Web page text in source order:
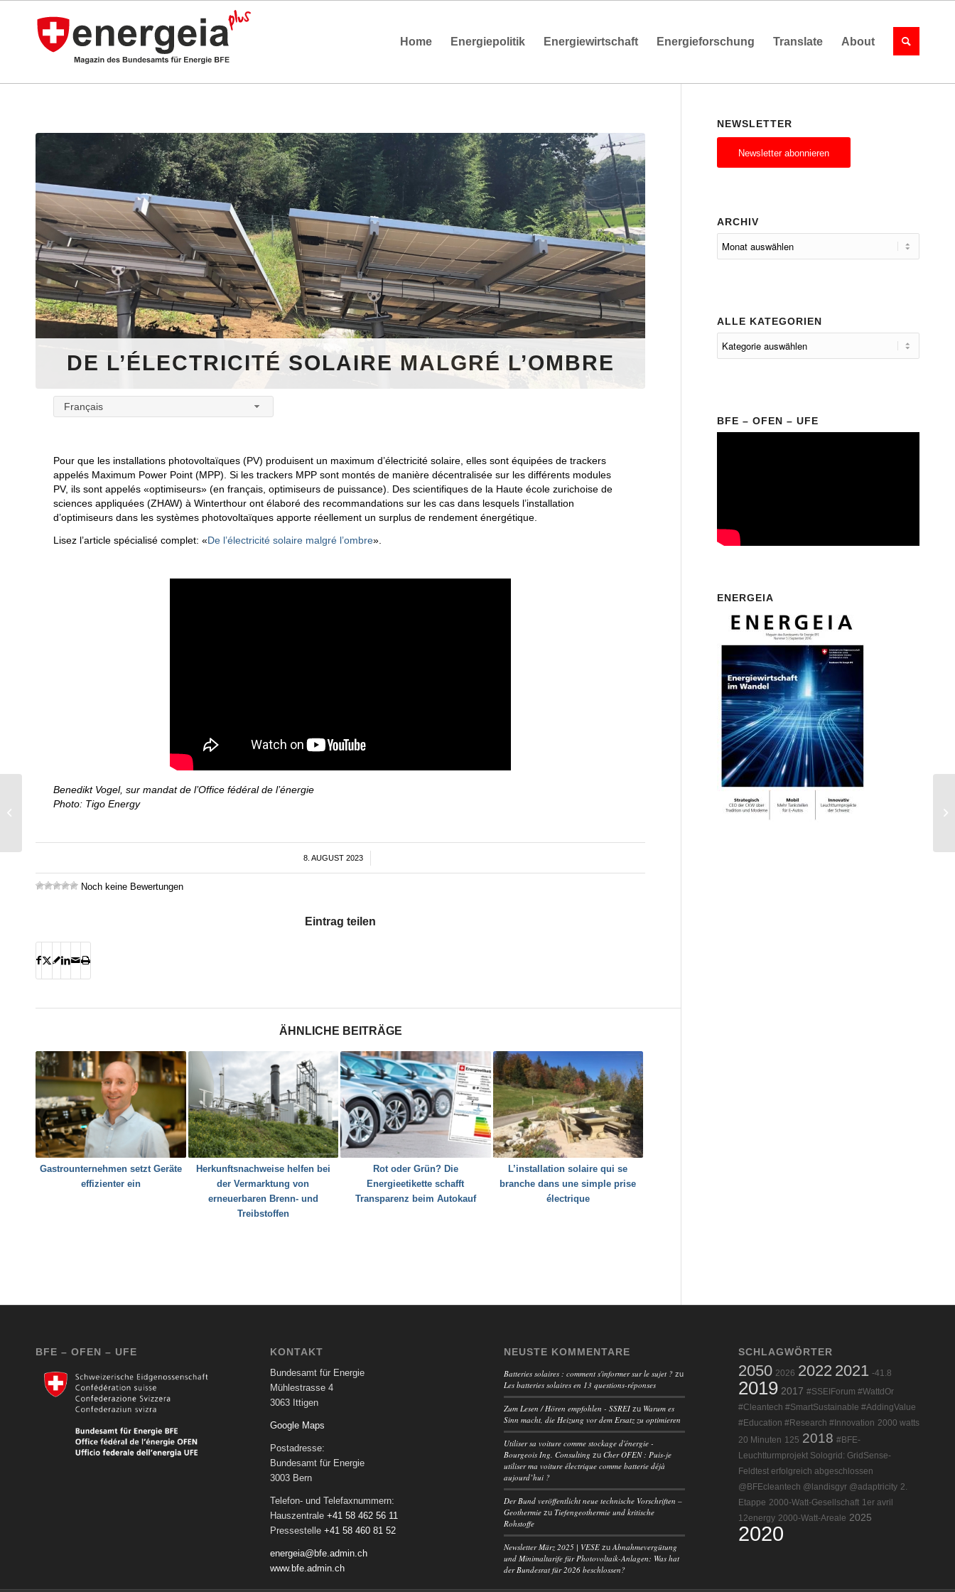
Home Energiepolitik Energiewirtschaft Energieforschung Translate About
DE L’ÉLECTRICITÉ SOLAIRE MALGRÉ L’OMBRE
Français
Pour que les installations photovoltaïques (PV) produisent un maximum d’électricité solaire, elles sont équipées de trackers
appelés Maximum Power Point (MPP). Si les trackers MPP sont montés de manière décentralisée sur les différents modules
PV, ils sont appelés «optimiseurs» (en français, optimiseurs de puissance). Des scientifiques de la Haute école zurichoise de
sciences appliquées (ZHAW) à Winterthour ont élaboré des recommandations sur les cas dans lesquels l’installation
d’optimiseurs dans les systèmes photovoltaïques apporte réellement un surplus de rendement énergétique.
Lisez l’article spécialisé complet: «De l’électricité solaire malgré l’ombre».
Benedikt Vogel, sur mandat de l’Office fédéral de l’énergie
Photo: Tigo Energy
8. AUGUST 2023
/
Noch keine Bewertungen
Eintrag teilen
ÄHNLICHE BEITRÄGE
Gastrounternehmen setzt Geräte
effizienter ein
Herkunftsnachweise helfen bei
der Vermarktung von
erneuerbaren Brenn- und
Treibstoffen
Rot oder Grün? Die
Energieetikette schafft
Transparenz beim Autokauf
L’installation solaire qui se
branche dans une simple prise
électrique
NEWSLETTER
Newsletter abonnieren
ARCHIV
ALLE KATEGORIEN
BFE – OFEN – UFE
ENERGEIA
BFE – OFEN – UFE KONTAKT
Bundesamt für Energie
Mühlestrasse 4
3063 Ittigen
Google Maps
Postadresse:
Bundesamt für Energie
3003 Bern
Telefon- und Telefaxnummern:
Hauszentrale +41 58 462 56 11
Pressestelle +41 58 460 81 52
energeia@bfe.admin.ch
www.bfe.admin.ch
NEUSTE KOMMENTARE
Batteries solaires : comment s'informer sur le sujet ? zu
Les batteries solaires en 13 questions-réponses
Zum Lesen / Hören empfohlen - SSREI zu Warum es
Sinn macht, die Heizung vor dem Ersatz zu optimieren
Utiliser sa voiture comme stockage d'énergie -
Bourgeois Ing. Consulting zuCher OFEN : Puis-je
utiliser ma voiture électrique comme batterie déjà
aujourd’hui ?
Der Bund veröffentlicht neue technische Vorschriften –
Geothermie zuTiefengeothermie und kritische
Rohstoffe
Newsletter März 2025 | VESE zuAbnahmevergütung
und Minimaltarife für Photovoltaik-Anlagen: Was hat
der Bundesrat für 2026 beschlossen?
SCHLAGWÖRTER
2050 2026 2022 2021 -41.8
2019 2017 #SSEIForum #WattdOr
#Cleantech #SmartSustainable #AddingValue
#Education #Research #Innovation 2000 watts
20 Minuten 125 2018 #BFE-
Leuchtturmprojekt Sologrid: GridSense-
Feldtest erfolgreich abgeschlossen
@BFEcleantech @landisgyr @adaptricity 2.
Etappe 2000-Watt-Gesellschaft 1er avril
12energy 2000-Watt-Areale 2025
2020
Neue Studie zu